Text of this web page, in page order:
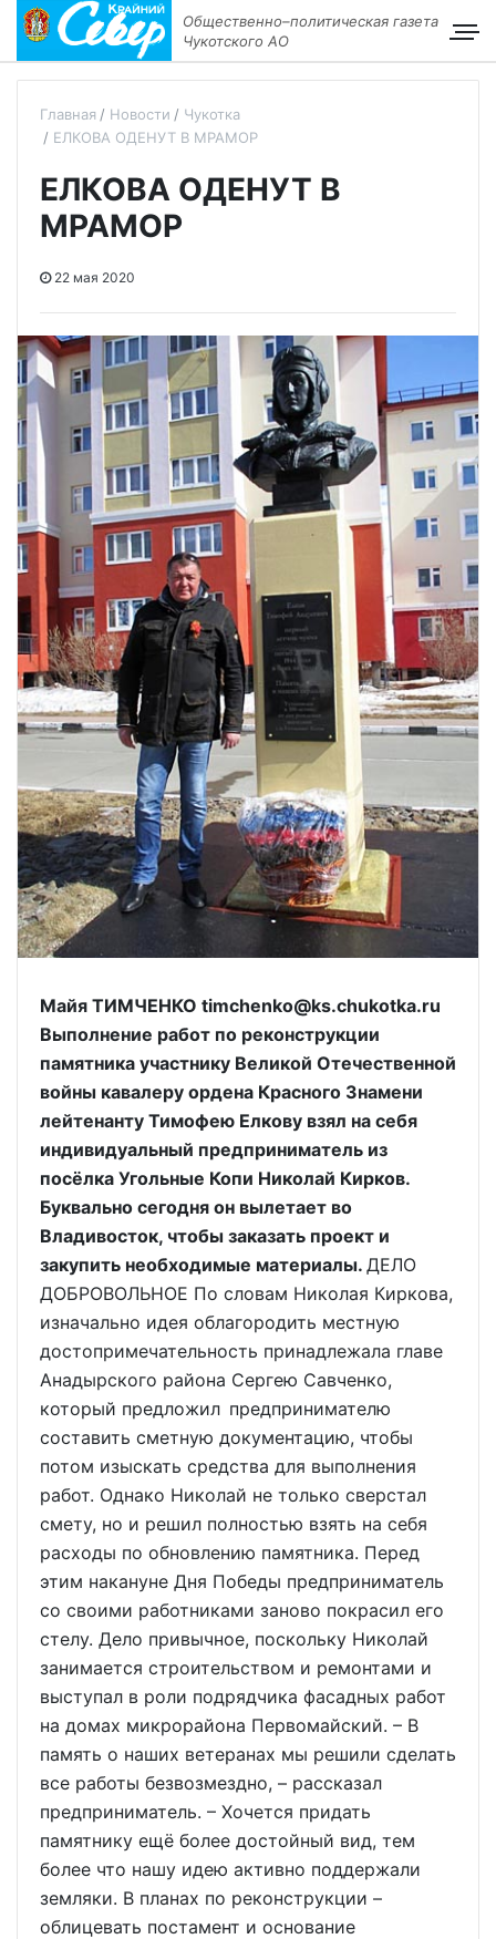
Общественно–политическая газета
Чукотского АО
Главная Новости
Чукотка
ЕЛКОВА ОДЕНУТ В МРАМОР
ЕЛКОВА ОДЕНУТ В
МРАМОР
22 мая 2020
Майя ТИМЧЕНКО timchenko@ks.chukotka.ru
Выполнение работ по реконструкции
памятника участнику Великой Отечественной
войны кавалеру ордена Красного Знамени
лейтенанту Тимофею Елкову взял на себя
индивидуальный предприниматель из
посёлка Угольные Копи Николай Кирков.
Буквально сегодня он вылетает во
Владивосток, чтобы заказать проект и
закупить необходимые материалы. ДЕЛО
ДОБРОВОЛЬНОЕ По словам Николая Киркова,
изначально идея облагородить местную
достопримечательность принадлежала главе
Анадырского района Сергею Савченко,
который предложил предпринимателю
составить сметную документацию, чтобы
потом изыскать средства для выполнения
работ. Однако Николай не только сверстал
смету, но и решил полностью взять на себя
расходы по обновлению памятника. Перед
этим накануне Дня Победы предприниматель
со своими работниками заново покрасил его
стелу. Дело привычное, поскольку Николай
занимается строительством и ремонтами и
выступал в роли подрядчика фасадных работ
на домах микрорайона Первомайский. – В
память о наших ветеранах мы решили сделать
все работы безвозмездно, – рассказал
предприниматель. – Хочется придать
памятнику ещё более достойный вид, тем
более что нашу идею активно поддержали
земляки. В планах по реконструкции –
облицевать постамент и основание